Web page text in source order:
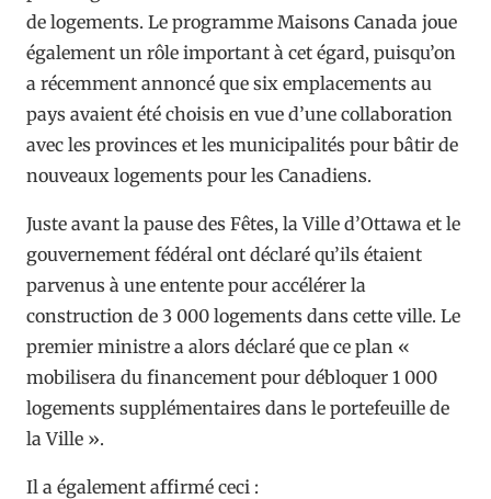
de logements. Le programme Maisons Canada joue
également un rôle important à cet égard, puisqu’on
a récemment annoncé que six emplacements au
pays avaient été choisis en vue d’une collaboration
avec les provinces et les municipalités pour bâtir de
nouveaux logements pour les Canadiens.
Juste avant la pause des Fêtes, la Ville d’Ottawa et le
gouvernement fédéral ont déclaré qu’ils étaient
parvenus à une entente pour accélérer la
construction de 3 000 logements dans cette ville. Le
premier ministre a alors déclaré que ce plan «
mobilisera du financement pour débloquer 1 000
logements supplémentaires dans le portefeuille de
la Ville ».
Il a également affirmé ceci :